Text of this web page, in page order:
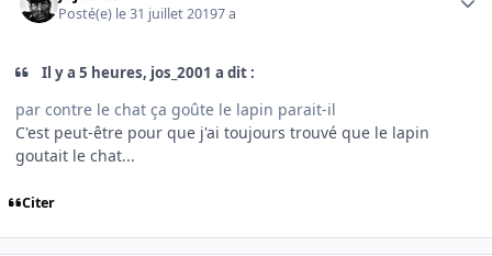
Posté(e) le 31 juillet 20197 a
Il y a 5 heures, jos_2001 a dit :
par contre le chat ça goûte le lapin parait-il
C'est peut-être pour que j'ai toujours trouvé que le lapin
goutait le chat...
Citer